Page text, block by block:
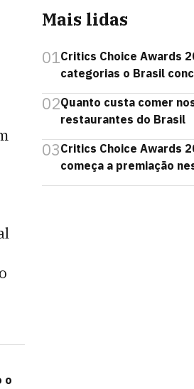
o
Mais lidas
01Critics Choice Awards
categorias o Brasil
02Quanto custa comer
restaurantes do Brasil
03Critics Choice Awards
começa a premiação